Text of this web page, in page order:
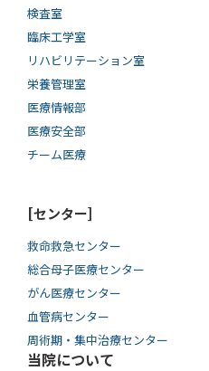
検査室
臨床工学室
リハビリテーション室
栄養管理室
医療情報部
医療安全部
チーム医療
[センター]
救命救急センター
総合母子医療センター
がん医療センター
血管病センター
周術期・集中治療センター
当院について